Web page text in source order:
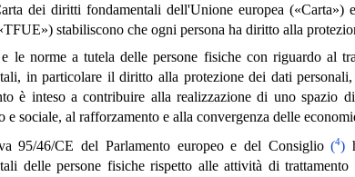
dei diritti fondamentali dell'Unione europea
stabiliscono che ogni persona ha diritto alla
le norme a tutela delle persone fisiche con riguardo al
in particolare il diritto alla protezione dei dati
è inteso a contribuire alla realizzazione di uno spazio
e sociale, al rafforzamento e alla convergenza delle
95/46/CE del Parlamento europeo e del Consiglio(4)
delle persone fisiche rispetto alle attività di